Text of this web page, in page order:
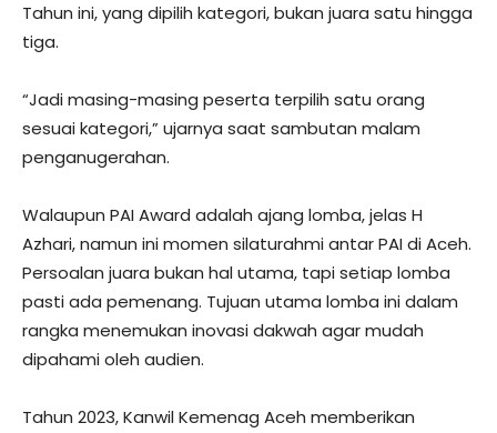
Tahun ini, yang dipilih kategori, bukan juara satu hingga
tiga.
“Jadi masing-masing peserta terpilih satu orang
sesuai kategori,” ujarnya saat sambutan malam
penganugerahan.
Walaupun PAI Award adalah ajang lomba, jelas H
Azhari, namun ini momen silaturahmi antar PAI di Aceh.
Persoalan juara bukan hal utama, tapi setiap lomba
pasti ada pemenang. Tujuan utama lomba ini dalam
rangka menemukan inovasi dakwah agar mudah
dipahami oleh audien.
Tahun 2023, Kanwil Kemenag Aceh memberikan